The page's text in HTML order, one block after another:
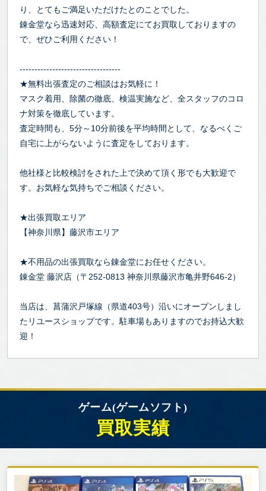
り、とてもご満足いただけたとのことでした。
錬金堂なら迅速対応、高額査定にてお買取しておりますの
で、ぜひご利用ください！
----------------------------------
★無料出張査定のご相談はお気軽に！
マスク着用、除菌の徹底、検温実施など、全スタッフのコロ
ナ対策を徹底しています。
査定時間も、5分～10分前後を平均時間として、なるべくご
自宅に上がらないように査定をしております。
他社様と比較検討をされた上で決めて頂く形でも大歓迎で
す。お気軽な気持ちでご相談ください。
★出張買取エリア
【神奈川県】藤沢市エリア
★不用品の出張買取なら錬金堂にお任せください。
錬金堂 藤沢店（〒252-0813 神奈川県藤沢市亀井野646-2）
当店は、菖蒲沢戸塚線（県道403号）沿いにオープンしまし
たリユースショップです。駐車場もありますのでお持込大歓
迎！
ゲーム(ゲームソフト)
買取実績